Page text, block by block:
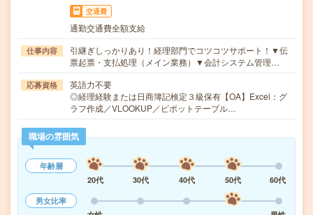
交通費
通勤交通費全額支給
仕事内容
引継ぎしっかりあり！経理部門でコツコツサポート！▼伝
票起票・支払処理（メイン業務）▼会計システム管理…
応募資格
英語力不要
◎経理経験または日商簿記検定３級保有【OA】Excel：グ
ラフ作成／VLOOKUP／ピボットテーブル…
職場の雰囲気
年齢層
20代
30代 40代 50代
60代
男女比率